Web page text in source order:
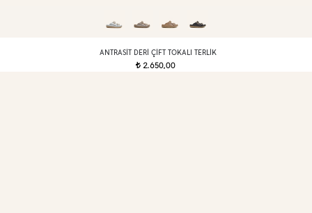
ANTRASIT DERI ÇIFT TOKALI TERLIK
t2.650,00